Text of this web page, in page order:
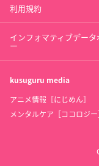
利用規約
インフォマティブデータ
ー
kusuguru media
アニメ情報［にじめん］
メンタルケア［ココロジー